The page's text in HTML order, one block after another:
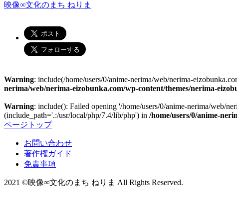
映像∞文化のまち ねりま
Warning: include(/home/users/0/anime-nerima/web/nerima-
nerima/web/nerima-eizobunka.com/wp-content/themes/nerima-
Warning: include(): Failed opening '/home/users/0/anime-nerima/web/
(include_path='.:/usr/local/php/7.4/lib/php') in /home/users/0/anime-
ページトップ
お問い合わせ
著作権ガイド
免責事項
2021 ©映像∞文化のまち ねりま All Rights Reserved.